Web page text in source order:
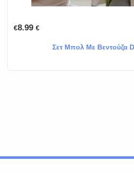
€8.99 €
Σετ Μπολ Με Βεντούζα